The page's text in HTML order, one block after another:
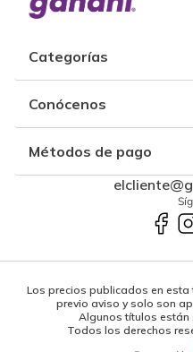
Categorías
Conócenos
Métodos de pago
Los precios publicados en
previo aviso y solo son
Algunos títulos
Todos los derechos